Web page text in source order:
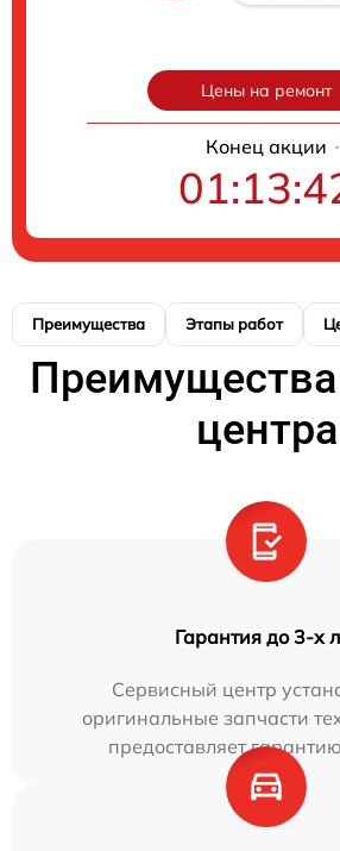
Цены на ремонт
Конец акции
Преимущества Этапы работ
центра
Гарантия до 3-х
Сервисный центр
оригинальные запчасти
предоставляет